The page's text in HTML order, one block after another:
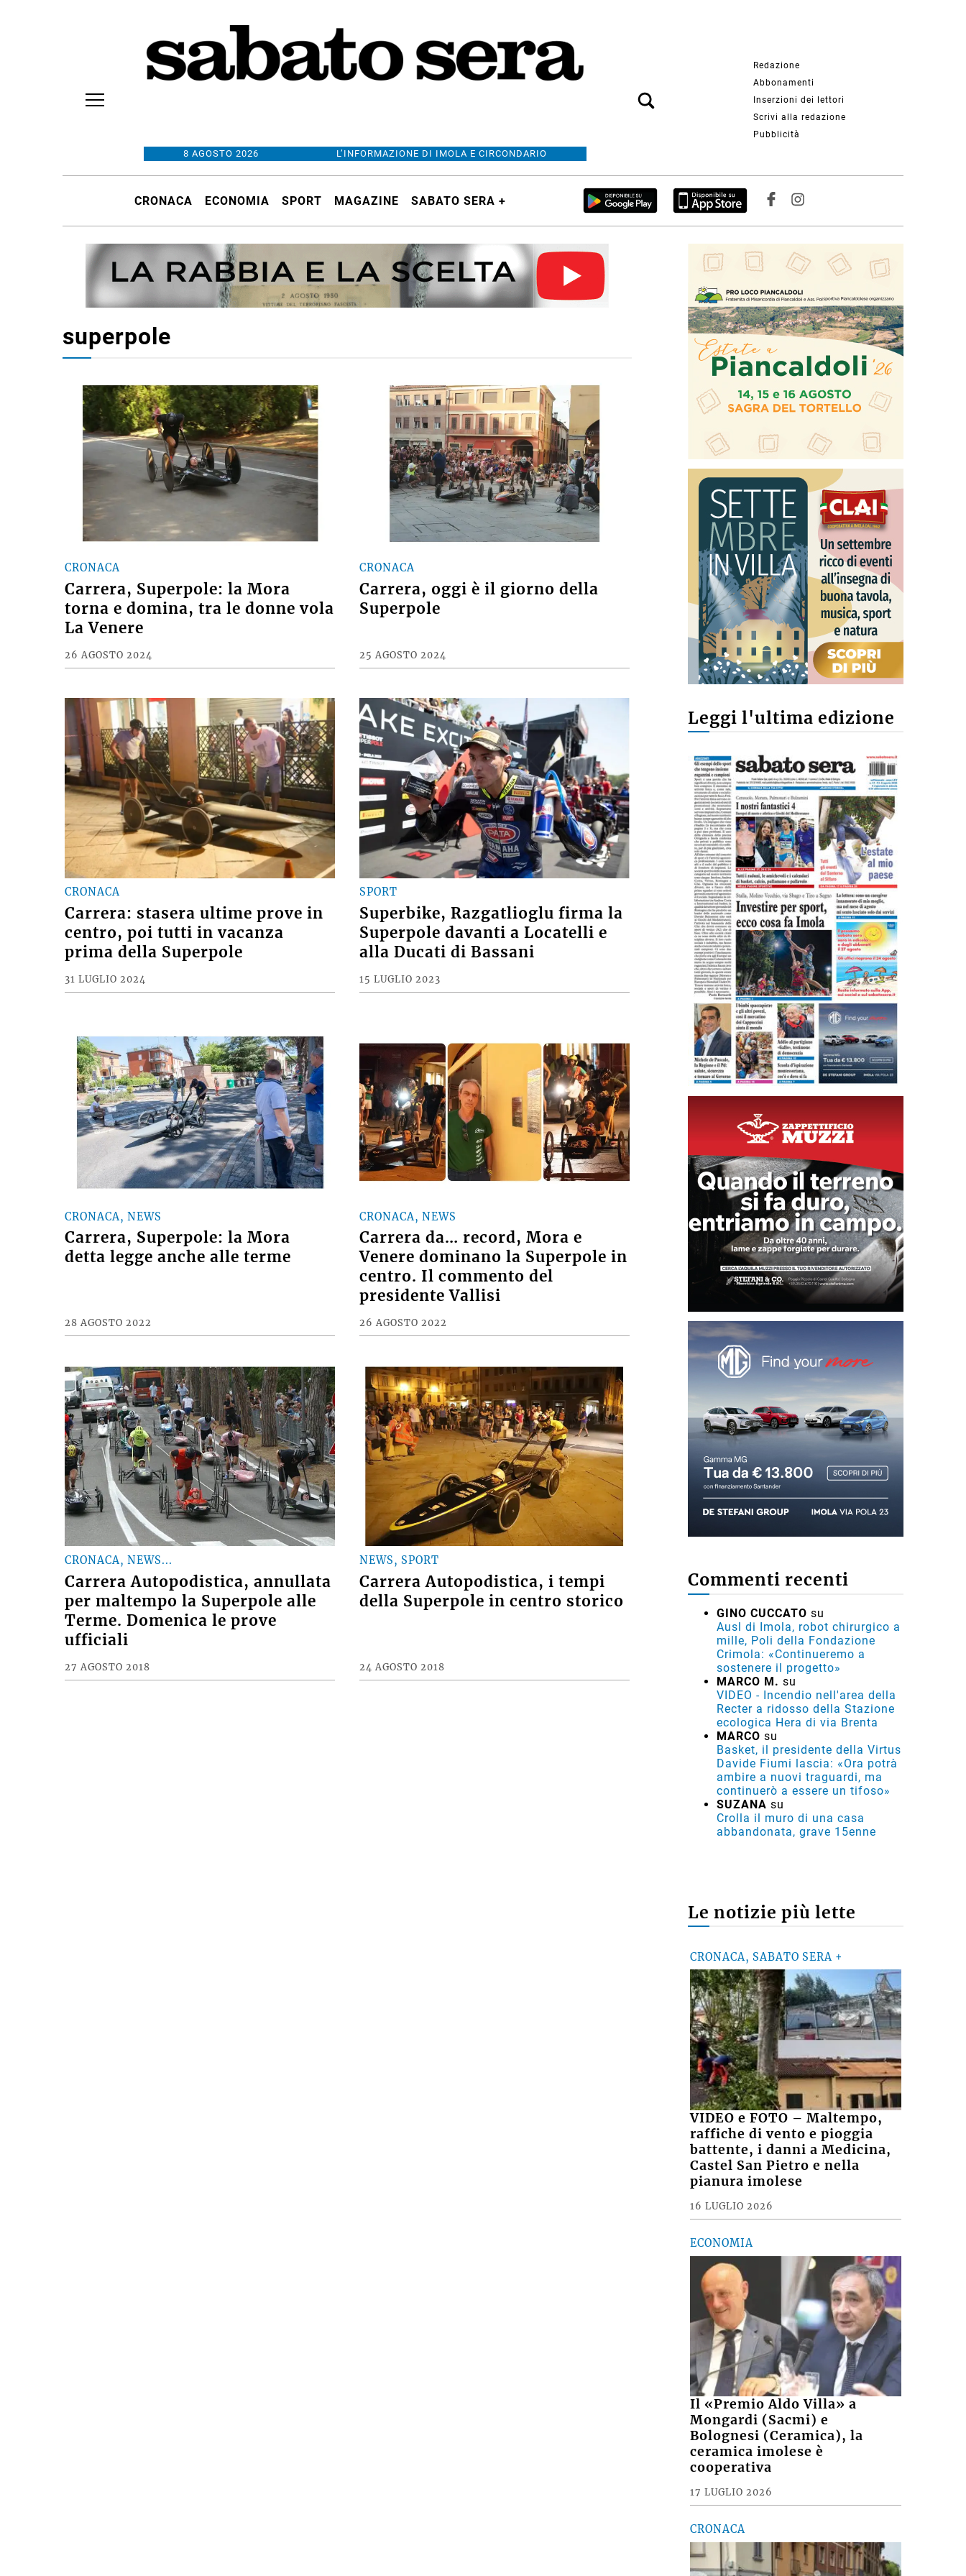
8 AGOSTO 2026 L’INFORMAZIONE DI IMOLA E CIRCONDARIO
Redazione
Abbonamenti
Inserzioni dei lettori
Scrivi alla redazione
Pubblicità
CRONACA ECONOMIA SPORT MAGAZINE SABATO SERA +
superpole
CRONACA
Carrera, Superpole: la Mora
torna e domina, tra le donne vola
La Venere
26 AGOSTO 2024
CRONACA
Carrera, oggi è il giorno della
Superpole
25 AGOSTO 2024
CRONACA
Carrera: stasera ultime prove in
centro, poi tutti in vacanza
prima della Superpole
31 LUGLIO 2024
SPORT
Superbike, Razgatlioglu firma la
Superpole davanti a Locatelli e
alla Ducati di Bassani
15 LUGLIO 2023
CRONACA, NEWS
Carrera, Superpole: la Mora
detta legge anche alle terme
28 AGOSTO 2022
CRONACA, NEWS
Carrera da… record, Mora e
Venere dominano la Superpole in
centro. Il commento del
presidente Vallisi
26 AGOSTO 2022
CRONACA, NEWS...
Carrera Autopodistica, annullata
per maltempo la Superpole alle
Terme. Domenica le prove
ufficiali
27 AGOSTO 2018
NEWS, SPORT
Carrera Autopodistica, i tempi
della Superpole in centro storico
24 AGOSTO 2018
Leggi l'ultima edizione
Commenti recenti
GINO CUCCATO su
Ausl di Imola, robot chirurgico a
mille, Poli della Fondazione
Crimola: «Continueremo a
sostenere il progetto»
MARCO M. su
VIDEO - Incendio nell'area della
Recter a ridosso della Stazione
ecologica Hera di via Brenta
MARCO su
Basket, il presidente della Virtus
Davide Fiumi lascia: «Ora potrà
ambire a nuovi traguardi, ma
continuerò a essere un tifoso»
SUZANA su
Crolla il muro di una casa
abbandonata, grave 15enne
Le notizie più lette
CRONACA, SABATO SERA +
VIDEO e FOTO – Maltempo,
raffiche di vento e pioggia
battente, i danni a Medicina,
Castel San Pietro e nella
pianura imolese
16 LUGLIO 2026
ECONOMIA
Il «Premio Aldo Villa» a
Mongardi (Sacmi) e
Bolognesi (Ceramica), la
ceramica imolese è
cooperativa
17 LUGLIO 2026
CRONACA